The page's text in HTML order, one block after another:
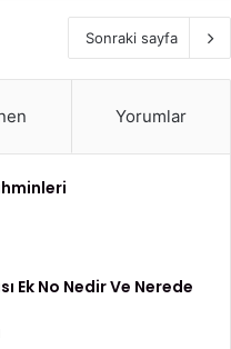
Sonraki sayfa
Yorumlar
Ek No Nedir Ve Nerede